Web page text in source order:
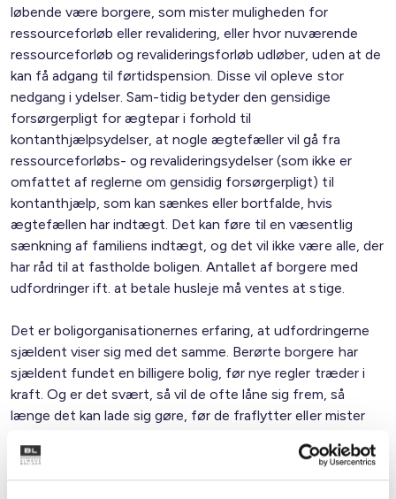
løbende være borgere, som mister muligheden for
ressourceforløb eller revalidering, eller hvor nuværende
ressourceforløb og revalideringsforløb udløber, uden at de
kan få adgang til førtidspension. Disse vil opleve stor
nedgang i ydelser. Sam-tidig betyder den gensidige
forsørgerpligt for ægtepar i forhold til
kontanthjælpsydelser, at nogle ægtefæller vil gå fra
ressourceforløbs- og revalideringsydelser (som ikke er
omfattet af reglerne om gensidig forsørgerpligt) til
kontanthjælp, som kan sænkes eller bortfalde, hvis
ægtefællen har indtægt. Det kan føre til en væsentlig
sænkning af familiens indtægt, og det vil ikke være alle, der
har råd til at fastholde boligen. Antallet af borgere med
udfordringer ift. at betale husleje må ventes at stige.
Det er boligorganisationernes erfaring, at udfordringerne
sjældent viser sig med det samme. Berørte borgere har
sjældent fundet en billigere bolig, før nye regler træder i
kraft. Og er det svært, så vil de ofte låne sig frem, så
længe det kan lade sig gøre, før de fraflytter eller mister
kunne se en konsekvens umiddelbart i forbindelse med
reformer. Men det vil ikke altid kunne lade sig gøre at finde